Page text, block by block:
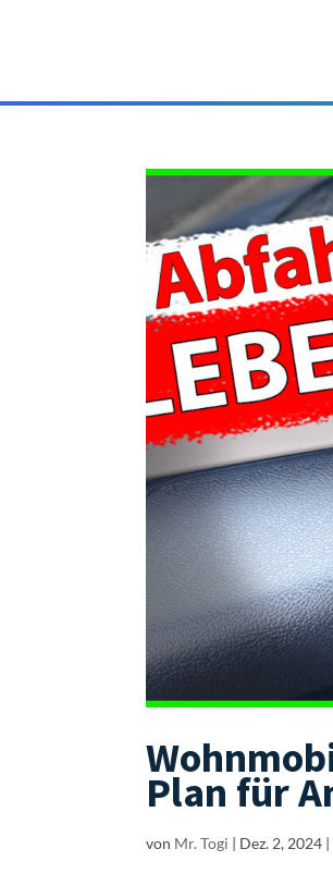
Plan für
von Mr. Togi | Dez. 2, 2024 |